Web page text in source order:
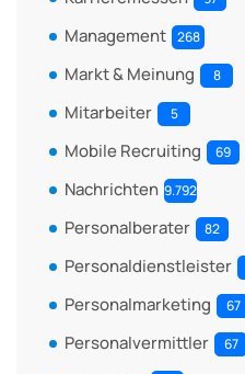
Management 268
Markt & Meinung 8
Mitarbeiter 5
Mobile Recruiting 69
Nachrichten 9.792
Personalberater 82
Personaldienstleister
Personalmarketing 67
Personalvermittler 67